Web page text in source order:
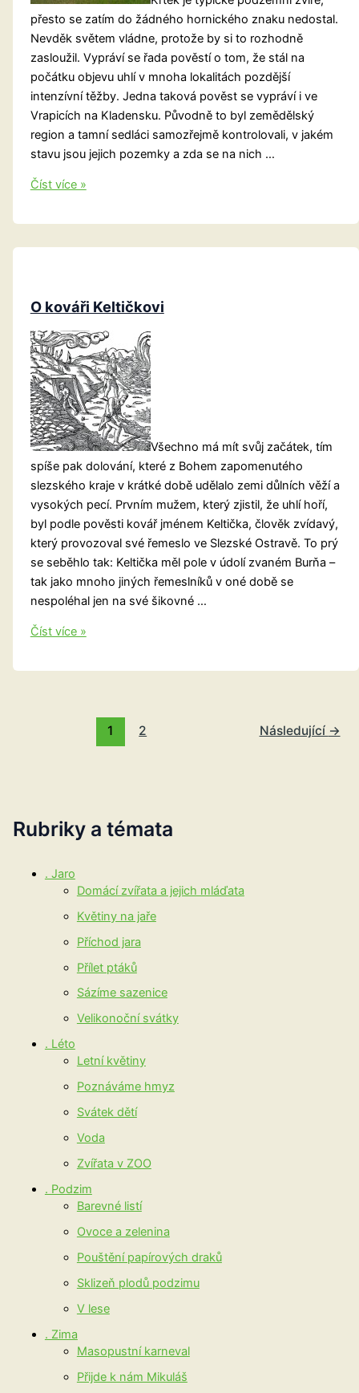
Rubriky a témata
. Jaro
Domácí zvířata a jejich mláďata
Květiny na jaře
Příchod jara
Přílet ptáků
Sázíme sazenice
Velikonoční svátky
. Léto
Letní květiny
Poznáváme hmyz
Svátek dětí
Voda
Zvířata v ZOO
. Podzim
Barevné listí
Ovoce a zelenina
Pouštění papírových draků
Sklizeň plodů podzimu
V lese
. Zima
Masopustní karneval
Přijde k nám Mikuláš
přesto se zatím do žádného hornického znaku nedostal.
Nevděk světem vládne, protože by si to rozhodně
zasloužil. Vypráví se řada pověstí o tom, že stál na
počátku objevu uhlí v mnoha lokalitách pozdější
intenzívní těžby. Jedna taková pověst se vypráví i ve
Vrapicích na Kladensku. Původně to byl zemědělský
region a tamní sedláci samozřejmě kontrolovali, v jakém
stavu jsou jejich pozemky a zda se na nich …
Jak
našel
Číst více »
O kováři Keltičkovi
Všechno má mít svůj začátek, tím
spíše pak dolování, které z Bohem zapomenutého
slezského kraje v krátké době udělalo zemi důlních věží a
vysokých pecí. Prvním mužem, který zjistil, že uhlí hoří,
byl podle pověsti kovář jménem Keltička, člověk zvídavý,
který provozoval své řemeslo ve Slezské Ostravě. To prý
se seběhlo tak: Keltička měl pole v údolí zvaném Burňa –
tak jako mnoho jiných řemeslníků v oné době se
nespoléhal jen na své šikovné …
O
Keltičkovi
Číst více »
1 2 Následující →